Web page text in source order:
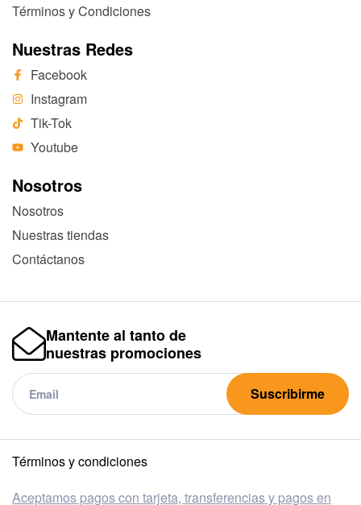
Términos y Condiciones
Nuestras Redes
Facebook
Instagram
Tik-Tok
Youtube
Nosotros
Nosotros
Nuestras tiendas
Contáctanos
Mantente al tanto de
nuestras promociones
Suscribirme
Términos y condiciones
Aceptamos pagos con tarjeta, transferencias y pagos en